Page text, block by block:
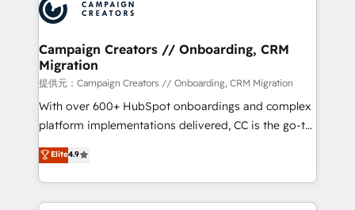
extensive experience working with tech companies
and manufacturers since 2002, we are committed to
empowering our clients and developing their
autonomy. Get to grips with HubSpot through
guided implementation and seamless integration of
the CRM platform into your digital ecosystem. Would
you like support in deploying your inbound
to your needs and sales objectives. With 125+
certifications, we are part of the most certified
Campaign Creators // Onboarding, CRM
Migration
提供元：Campaign Creators // Onboarding, CRM Migration
With over 600+ HubSpot onboardings and complex
platform implementations delivered, CC is the go-to
Elite Solutions Partner for businesses ready to
migrate, replatform, and scale smarter. We specialize
in high-impact CRM and CMS migrations and
onboarding from platforms like Salesforce, NetSuite,
Elite4.9